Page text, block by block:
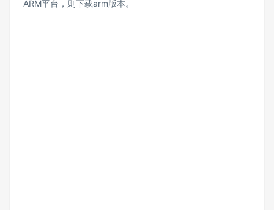
ARM平台，则下载arm版本。